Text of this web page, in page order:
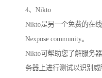
4、Nikto
Nikto是另一个免费的在
Nexpose community。
Nikto可帮助您了解服务
务器上进行测试以识别